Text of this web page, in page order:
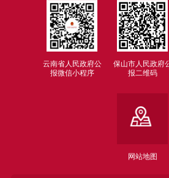
云南省人民政府公
报微信小程序
保山市人民政府
报二维码
网站地图